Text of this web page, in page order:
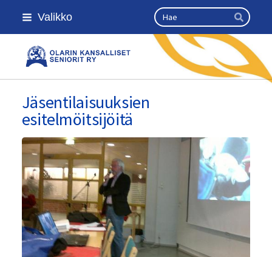
Siirry
sivun
Valikko Haku
Hae
Olarin kansalliset seniorit ry
Jäsentilaisuuksien
esitelmöitsijöitä